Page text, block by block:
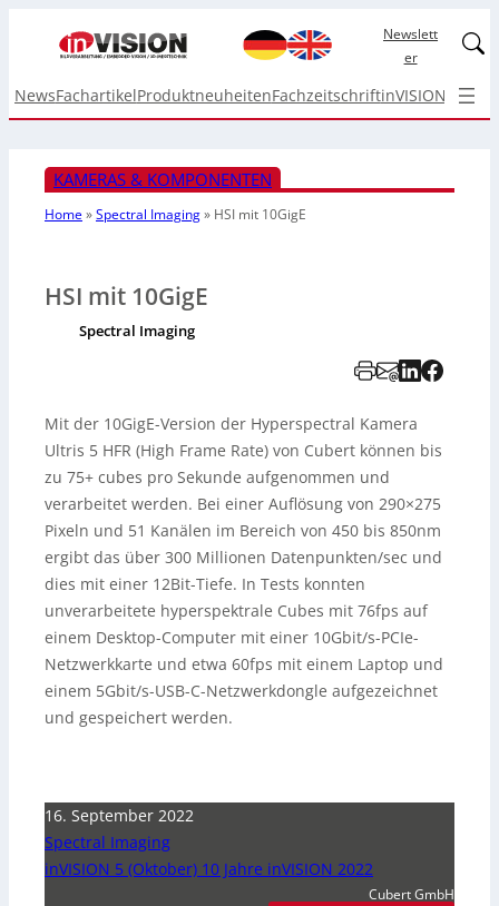
Newslett
er
NewsFachartikelProduktneuheitenFachzeitschriftinVISION Top
KAMERAS & KOMPONENTEN
Home»Spectral Imaging» HSI mit 10GigE
HSI mit 10GigE
Spectral Imaging
Mit der 10GigE-Version der Hyperspectral Kamera
Ultris 5 HFR (High Frame Rate) von Cubert können bis
zu 75+ cubes pro Sekunde aufgenommen und
verarbeitet werden. Bei einer Auflösung von 290×275
Pixeln und 51 Kanälen im Bereich von 450 bis 850nm
ergibt das über 300 Millionen Datenpunkten/sec und
dies mit einer 12Bit-Tiefe. In Tests konnten
unverarbeitete hyperspektrale Cubes mit 76fps auf
einem Desktop-Computer mit einer 10Gbit/s-PCIe-
Netzwerkkarte und etwa 60fps mit einem Laptop und
einem 5Gbit/s-USB-C-Netzwerkdongle aufgezeichnet
und gespeichert werden.
16. September 2022
Spectral Imaging
inVISION 5 (Oktober) 10 Jahre inVISION 2022
Cubert GmbH